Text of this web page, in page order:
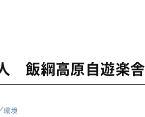
飯綱高原自遊楽舎
環境